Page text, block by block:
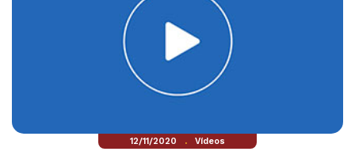
12/11/2020 . Vídeos